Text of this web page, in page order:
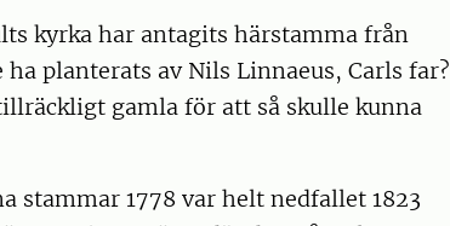
kyrka har antagits härstamma från
planterats av Nils Linnaeus, Carls far?
gamla för att så skulle kunna
stammar 1778 var helt nedfallet 1823